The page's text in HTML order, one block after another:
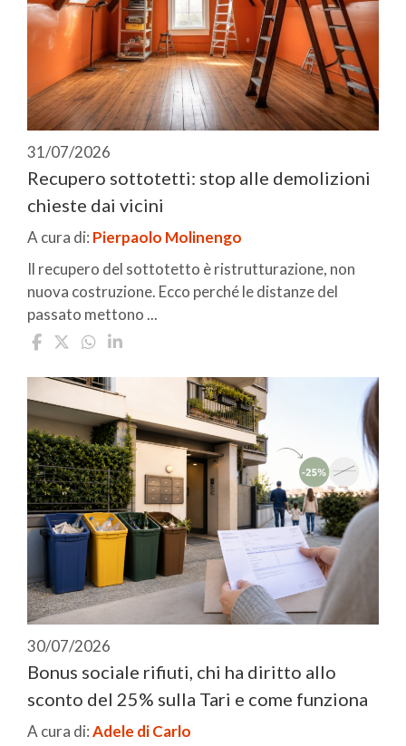
31/07/2026
Recupero sottotetti: stop alle demolizioni
chieste dai vicini
A cura di: Pierpaolo Molinengo
Il recupero del sottotetto è ristrutturazione, non
nuova costruzione. Ecco perché le distanze del
passato mettono ...
30/07/2026
Bonus sociale rifiuti, chi ha diritto allo
sconto del 25% sulla Tari e come funziona
A cura di:Adele di Carlo